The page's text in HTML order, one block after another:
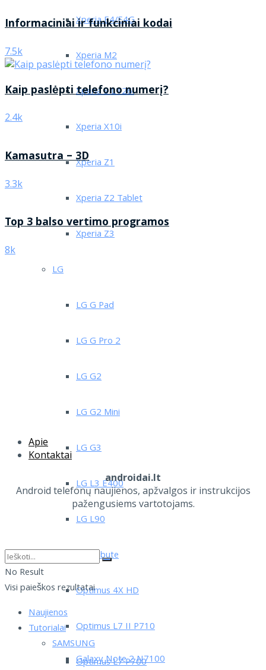
Xperia E4/E4G
Xperia M2
Xperia S LT26i
Xperia X10i
Xperia Z1
Xperia Z2 Tablet
Xperia Z3
LG
LG G Pad
LG G Pro 2
LG G2
LG G2 Mini
LG G3
LG L3 E400
LG L90
LG Tribute
Optimus 4X HD
Optimus L7 II P710
Optimus L7 P700
Informaciniai ir funkciniai kodai
7.5k
Kaip paslėpti telefono numerį?
2.4k
Kamasutra – 3D
3.3k
Top 3 balso vertimo programos
8k
Apie
Kontaktai
androidai.lt
Android telefonų naujienos, apžvalgos ir instrukcijos
pažengusiems vartotojams.
No Result
Visi paieškos rezultatai
Naujienos
Tutorialai
SAMSUNG
Galaxy Note 2 N7100